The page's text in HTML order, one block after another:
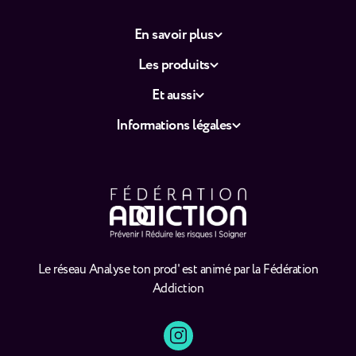
Le réseau Analyse ton prod' est animé par la Fédération
Addiction
En savoir plus
Les produits
Et aussi
Informations légales